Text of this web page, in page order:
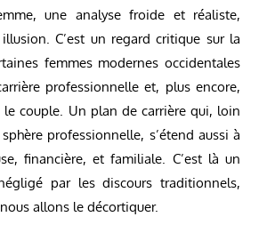
une analyse froide et réaliste,
C’est un regard critique sur la
femmes modernes occidentales
professionnelle et, plus encore,
le couple. Un plan de carrière qui, loin
professionnelle, s’étend aussi à
financière, et familiale. C’est là un
par les discours traditionnels,
allons le décortiquer.